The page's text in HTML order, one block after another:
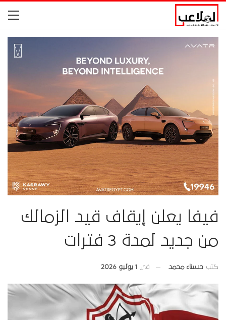
فيفا يعلن إيقاف قيد الزمالك
من جديد لمدة 3 فترات
كتب حسناء محمد في 1 يوليو 2026